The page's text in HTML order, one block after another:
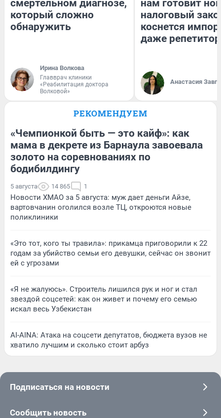
смертельном диагнозе,
который сложно
обнаружить
Ирина Волкова
Главврач клиники
«Реабилитация доктора
Волковой»
нам готовит
налоговый
коснется
даже
Анастасия
РЕКОМЕНДУЕМ
«Чемпионкой быть — это кайф»: как
мама в декрете из Барнаула завоевала
золото на соревнованиях по
бодибилдингу
5 августа 14 865 1
Новости ХМАО за 5 августа: муж дает деньги Айзе,
вартовчанин оголился возле ТЦ, откроются новые
поликлиники
«Это тот, кого ты травила»: прикамца приговорили к 22
годам за убийство семьи его девушки, сейчас он звонит
ей с угрозами
«Я не жалуюсь». Строитель лишился рук и ног и стал
звездой соцсетей: как он живет и почему его семью
искал весь Узбекистан
AI-AINA: Атака на соцсети депутатов, бюджета вузов не
хватило лучшим и сколько стоит арбуз
Подписаться на новости
Сообщить новость